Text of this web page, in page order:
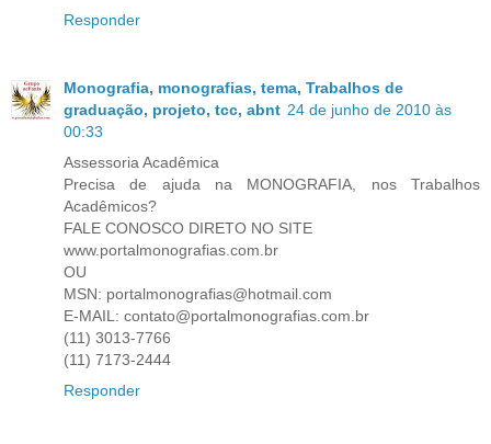
Responder
Monografia, monografias, tema, Trabalhos de
graduação, projeto, tcc, abnt 24 de junho de 2010 às
00:33
Assessoria Acadêmica
Precisa de ajuda na MONOGRAFIA, nos Trabalhos
Acadêmicos?
FALE CONOSCO DIRETO NO SITE
www.portalmonografias.com.br
OU
MSN: portalmonografias@hotmail.com
E-MAIL: contato@portalmonografias.com.br
(11) 3013-7766
(11) 7173-2444
Responder